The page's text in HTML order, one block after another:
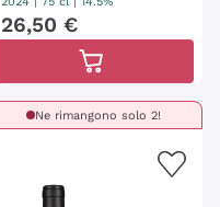
26,50 €
Ne rimangono solo 2!